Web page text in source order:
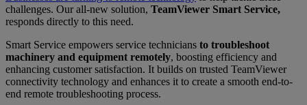
challenges. Our all-new solution, TeamViewer Smart Service,
responds directly to this need.
Smart Service empowers service technicians to troubleshoot
machinery and equipment remotely, boosting efficiency and
enhancing customer satisfaction. It builds on trusted TeamViewer
connectivity technology and enhances it to create a smooth end-to-
end remote troubleshooting process.